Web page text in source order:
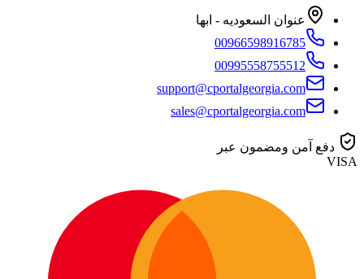
عنوان السعوديه - ابها
00966598916785
00995558755512
support@cportalgeorgia.com
sales@cportalgeorgia.com
دفع آمن ومضمون عبر
VISA